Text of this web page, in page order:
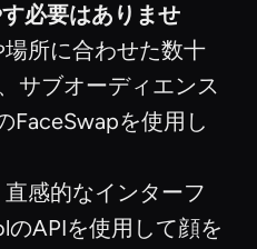
必要はありませ
所に合わせた数十
サブオーディエンス
FaceSwapを使用し
感的なインターフ
APIを使用して顔を